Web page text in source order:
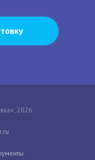
2026